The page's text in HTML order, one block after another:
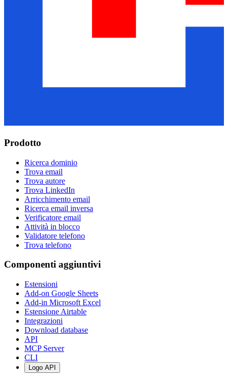
Prodotto
Ricerca dominio
Trova email
Trova autore
Trova LinkedIn
Arricchimento email
Ricerca email inversa
Verificatore email
Attività in blocco
Validatore telefono
Trova telefono
Componenti aggiuntivi
Estensioni
Add-on Google Sheets
Add-in Microsoft Excel
Estensione Airtable
Integrazioni
Download database
API
MCP Server
CLI
Logo API